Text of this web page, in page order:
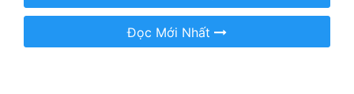
Triều Đấu
Trùng Sinh
Đọc Mới Nhất